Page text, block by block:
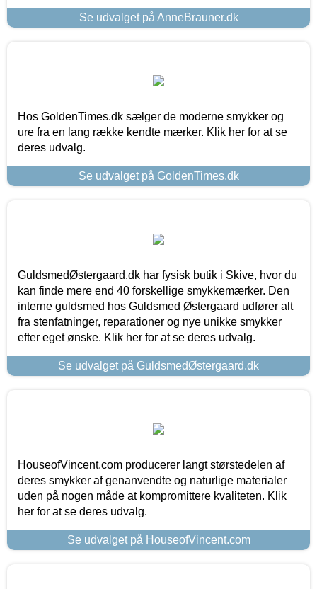
Se udvalget på AnneBrauner.dk
Hos GoldenTimes.dk sælger de moderne smykker og
ure fra en lang række kendte mærker. Klik her for at se
deres udvalg.
Se udvalget på GoldenTimes.dk
GuldsmedØstergaard.dk har fysisk butik i Skive, hvor du
kan finde mere end 40 forskellige smykkemærker. Den
interne guldsmed hos Guldsmed Østergaard udfører alt
fra stenfatninger, reparationer og nye unikke smykker
efter eget ønske. Klik her for at se deres udvalg.
Se udvalget på GuldsmedØstergaard.dk
HouseofVincent.com producerer langt størstedelen af
deres smykker af genanvendte og naturlige materialer
uden på nogen måde at kompromittere kvaliteten. Klik
her for at se deres udvalg.
Se udvalget på HouseofVincent.com